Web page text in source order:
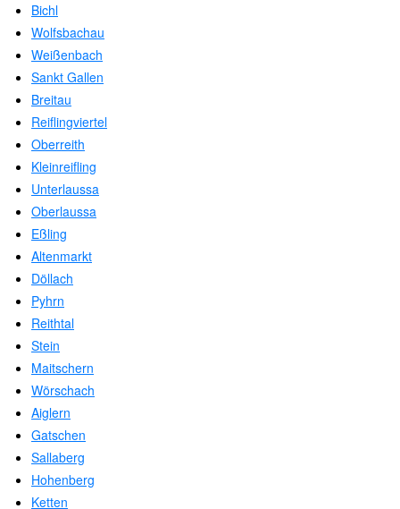
Bichl
Wolfsbachau
Weißenbach
Sankt Gallen
Breitau
Reiflingviertel
Oberreith
Kleinreifling
Unterlaussa
Oberlaussa
Eßling
Altenmarkt
Döllach
Pyhrn
Reithtal
Stein
Maitschern
Wörschach
Aiglern
Gatschen
Sallaberg
Hohenberg
Ketten